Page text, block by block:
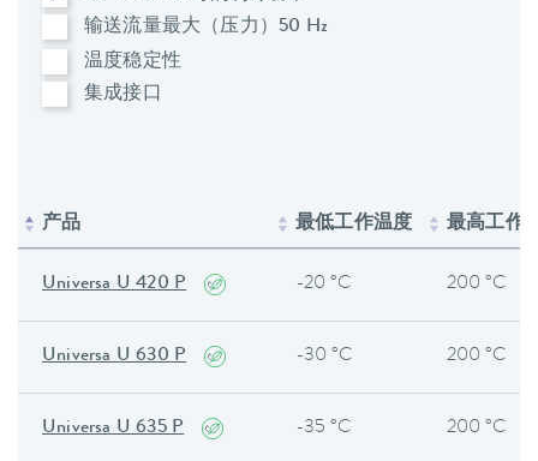
输送流量最大（压力）50 Hz
温度稳定性
集成接口
产品 最低工作温度 最高工作
Universa U 420 P -20 °C 200 °C
Universa U 630 P -30 °C 200 °C
Universa U 635 P -35 °C 200 °C